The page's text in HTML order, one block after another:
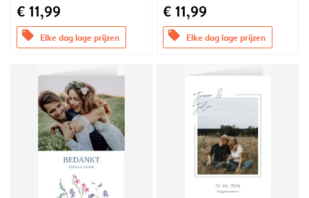
€ 11,99
offers Elke dag lage prijzen
€ 11,99
offers Elke dag lage prijzen